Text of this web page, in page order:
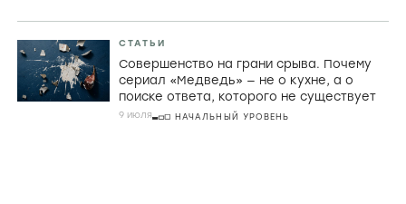
СТАТЬИ
Совершенство на грани срыва. Почему
сериал «Медведь» — не о кухне, а о
поиске ответа, которого не существует
9 июля НАЧАЛЬНЫЙ УРОВЕНЬ